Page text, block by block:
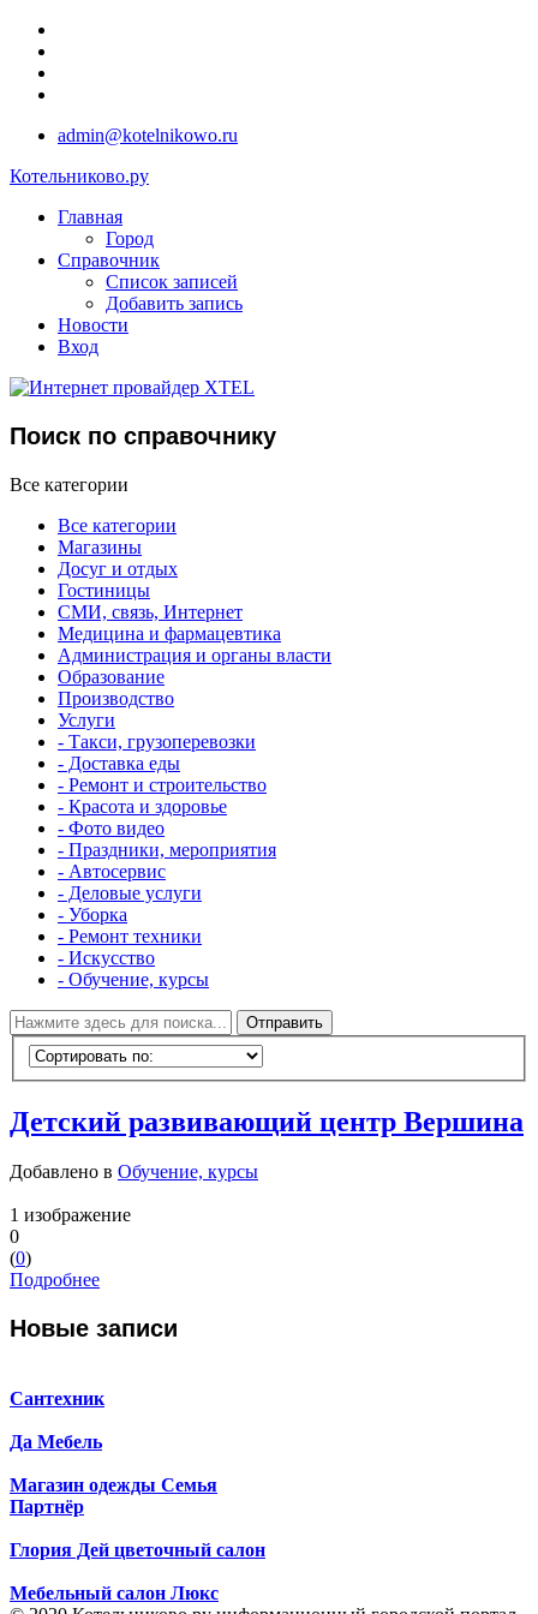
admin@kotelnikowo.ru
Котельниково.ру
Главная
Город
Справочник
Список записей
Добавить запись
Новости
Вход
Поиск по справочнику
Все категории
Все категории
Магазины
Досуг и отдых
Гостиницы
СМИ, связь, Интернет
Медицина и фармацевтика
Администрация и органы власти
Образование
Производство
Услуги
- Такси, грузоперевозки
- Доставка еды
- Ремонт и строительство
- Красота и здоровье
- Фото видео
- Праздники, мероприятия
- Автосервис
- Деловые услуги
- Уборка
- Ремонт техники
- Искусство
- Обучение, курсы
Отправить
Детский развивающий центр Вершина
Добавлено в Обучение, курсы
1 изображение
0
(0)
Подробнее
Новые записи
Сантехник
Да Мебель
Магазин одежды Семья
Партнёр
Глория Дей цветочный салон
Мебельный салон Люкс